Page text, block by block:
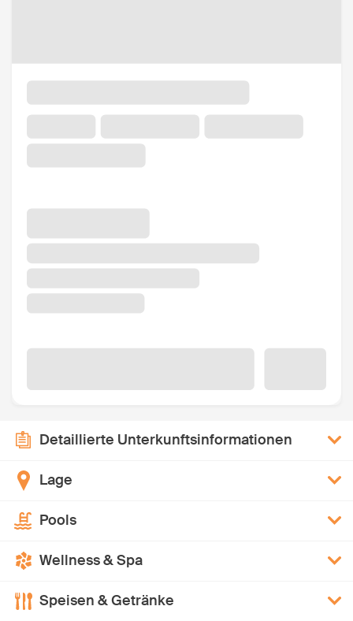
Detaillierte Unterkunftsinformationen
Lage
Pools
Wellness & Spa
Speisen & Getränke